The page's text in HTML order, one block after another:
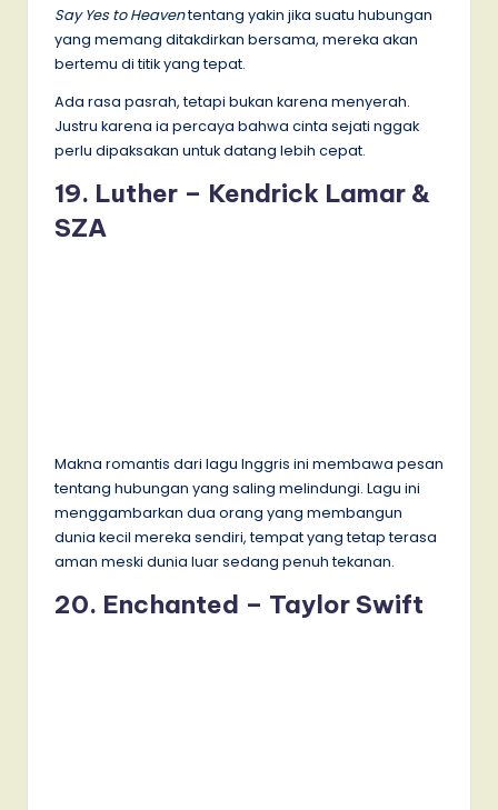
Say Yes to Heavententang yakin jika suatu hubungan
yang memang ditakdirkan bersama, mereka akan
bertemu di titik yang tepat.
Ada rasa pasrah, tetapi bukan karena menyerah.
Justru karena ia percaya bahwa cinta sejati nggak
perlu dipaksakan untuk datang lebih cepat.
19. Luther – Kendrick Lamar &
SZA
Makna romantis dari lagu Inggris ini membawa pesan
tentang hubungan yang saling melindungi. Lagu ini
menggambarkan dua orang yang membangun
dunia kecil mereka sendiri, tempat yang tetap terasa
aman meski dunia luar sedang penuh tekanan.
20. Enchanted – Taylor Swift